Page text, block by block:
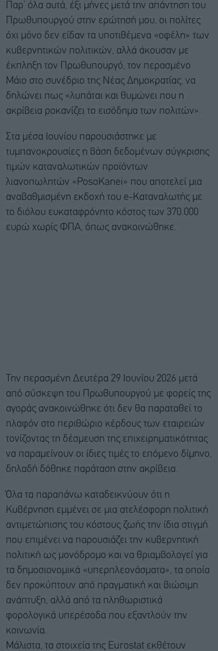
Παρ’ όλα αυτά, έξι μήνες μετά την απάντηση του
Πρωθυπουργού στην ερώτησή μου, οι πολίτες
όχι μόνο δεν είδαν τα υποτιθέμενα «οφέλη» των
κυβερνητικών πολιτικών, αλλά άκουσαν με
έκπληξη τον Πρωθυπουργό, τον περασμένο
Μάιο στο συνέδριο της Νέας Δημοκρατίας, να
δηλώνει πως «λυπάται και θυμώνει που η
ακρίβεια ροκανίζει το εισόδημα των πολιτών».
Στα μέσα Ιουνίου παρουσιάστηκε με
τυμπανοκρουσίες η βάση δεδομένων σύγκρισης
τιμών καταναλωτικών προϊόντων
λιανοπωλητών «PosoKanei» που αποτελεί μια
αναβαθμισμένη εκδοχή του e-Καταναλωτής με
το διόλου ευκαταφρόνητο κόστος των 370.000
ευρώ χωρίς ΦΠΑ, όπως ανακοινώθηκε.
Την περασμένη Δευτέρα 29 Ιουνίου 2026 μετά
από σύσκεψη του Πρωθυπουργού με φορείς της
αγοράς ανακοινώθηκε ότι δεν θα παραταθεί το
πλαφόν στο περιθώριο κέρδους των εταιρειών
τονίζοντας τη δέσμευση της επιχειρηματικότητας
να παραμείνουν οι ίδιες τιμές το επόμενο δίμηνο,
δηλαδή δόθηκε παράταση στην ακρίβεια.
Όλα τα παραπάνω καταδεικνύουν ότι η
Κυβέρνηση εμμένει σε μια ατελέσφορη πολιτική
αντιμετώπισης του κόστους ζωής την ίδια στιγμή
που επιμένει να παρουσιάζει την κυβερνητική
πολιτική ως μονόδρομο και να θριαμβολογεί για
τα δημοσιονομικά «υπερπλεονάσματα», τα οποία
δεν προκύπτουν από πραγματική και βιώσιμη
ανάπτυξη, αλλά από τα πληθωριστικά
φορολογικά υπερέσοδα που εξαντλούν την
κοινωνία.
Μάλιστα, τα στοιχεία της Eurostat εκθέτουν